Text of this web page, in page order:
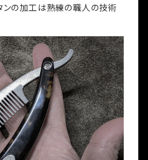
ンの加工は熟練の職人の技術